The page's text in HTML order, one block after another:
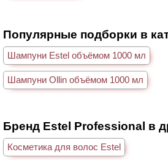
Популярные подборки в
Шампуни Estel объёмом 1000 мл
Шампуни Ollin объёмом 1000 мл
Бренд Estel Professional в
Косметика для волос Estel